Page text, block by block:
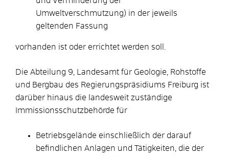
Umweltverschmutzung) in der jeweils
geltenden Fassung
vorhanden ist oder errichtet werden soll.
Die Abteilung 9, Landesamt für Geologie, Rohstoffe
und Bergbau des Regierungspräsidiums Freiburg ist
darüber hinaus die landesweit zuständige
Immissionsschutzbehörde für
Betriebsgelände einschließlich der darauf
befindlichen Anlagen und Tätigkeiten, die der